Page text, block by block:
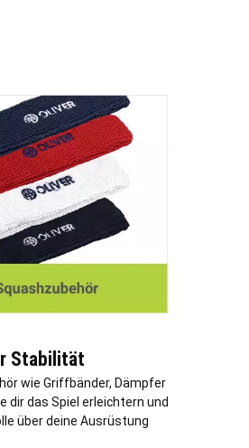
Stabilität
wie Griffbänder, Dämpfer
dir das Spiel erleichtern und
über deine Ausrüstung